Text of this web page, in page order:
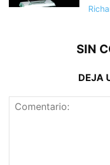
SIN
DEJA